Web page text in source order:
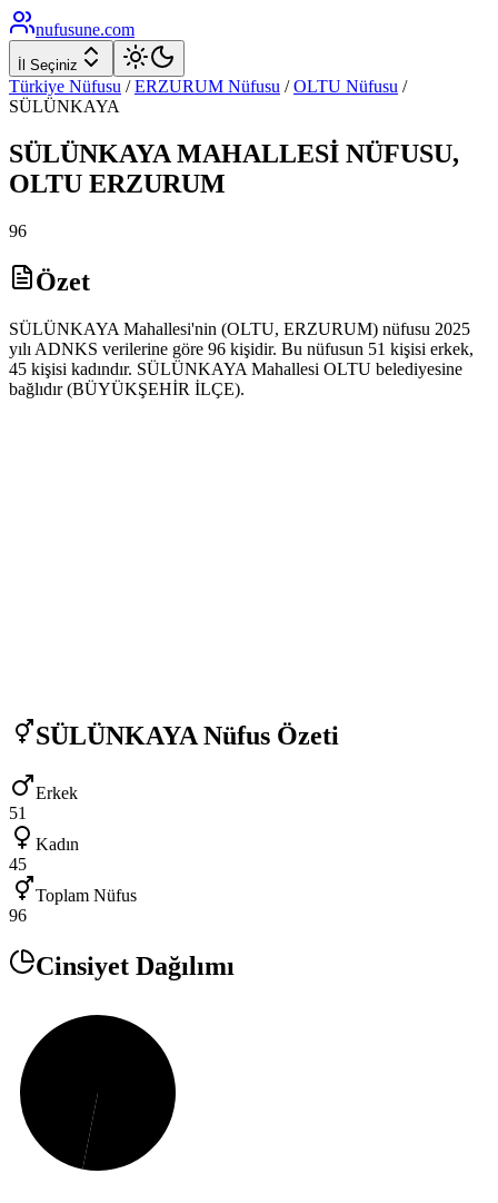
nufusune.com
İl Seçiniz
Türkiye Nüfusu / ERZURUM Nüfusu / OLTU Nüfusu /
SÜLÜNKAYA
SÜLÜNKAYA MAHALLESİ NÜFUSU,
OLTU ERZURUM
96
Özet
SÜLÜNKAYA Mahallesi'nin (OLTU, ERZURUM) nüfusu 2025
yılı ADNKS verilerine göre 96 kişidir. Bu nüfusun 51 kişisi erkek,
45 kişisi kadındır. SÜLÜNKAYA Mahallesi OLTU belediyesine
bağlıdır (BÜYÜKŞEHİR İLÇE).
SÜLÜNKAYA Nüfus Özeti
Erkek
51
Kadın
45
Toplam Nüfus
96
Cinsiyet Dağılımı